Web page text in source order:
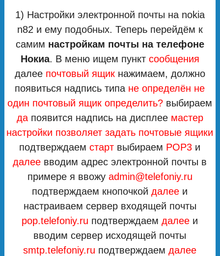
1) Настройки электронной почты на nokia
n82 и ему подобных. Теперь перейдём к
самим настройкам почты на телефоне
Нокиа. В меню ищем пункт сообщения
далее почтовый ящикнажимаем, должно
появиться надпись типа не определён не
один почтовый ящик определить? выбираем
дапоявится надпись на дисплее мастер
настройки позволяет задать почтовые ящики
подтверждаемстарт выбираем POP3 и
далее вводим адрес электронной почты в
примере я ввожу admin@telefoniy.ru
подтверждаем кнопочкойдалее и
настраиваем сервер входящей почты
pop.telefoniy.ru подтверждаемдалее и
вводим сервер исходящей почты
smtp.telefoniy.ru подтверждаемдалее